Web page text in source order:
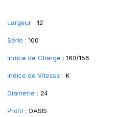
Largeur : 12
Série : 100
Indice de Charge : 160/156
Indice de Vitesse : K
Diamètre : 24
Profil : OASIS